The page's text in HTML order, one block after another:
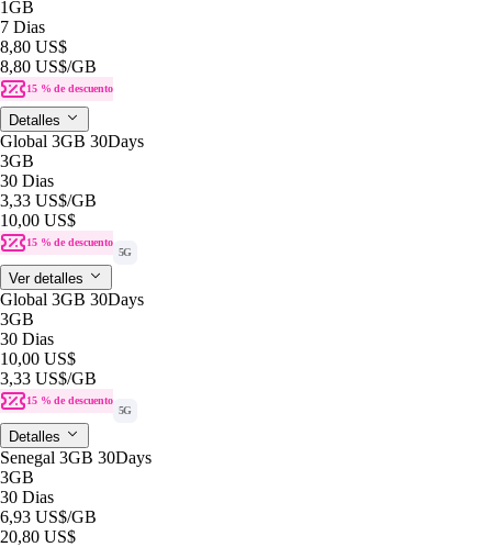
1GB
7 Dias
8,80 US$
8,80 US$/GB
15 % de descuento
Detalles
Global 3GB 30Days
3GB
30 Dias
3,33 US$/GB
10,00 US$
15 % de descuento
5G
Ver detalles
Global 3GB 30Days
3GB
30 Dias
10,00 US$
3,33 US$/GB
15 % de descuento
5G
Detalles
Senegal 3GB 30Days
3GB
30 Dias
6,93 US$/GB
20,80 US$